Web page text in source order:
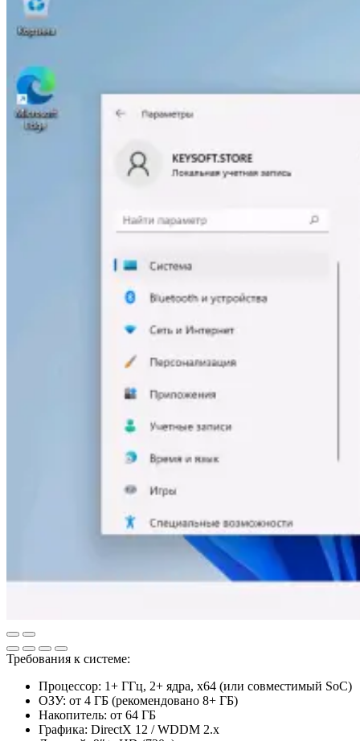
Требования к системе:
Процессор: 1+ ГГц, 2+ ядра, x64 (или совместимый SoC)
ОЗУ: от 4 ГБ (рекомендовано 8+ ГБ)
Накопитель: от 64 ГБ
Графика: DirectX 12 / WDDM 2.x